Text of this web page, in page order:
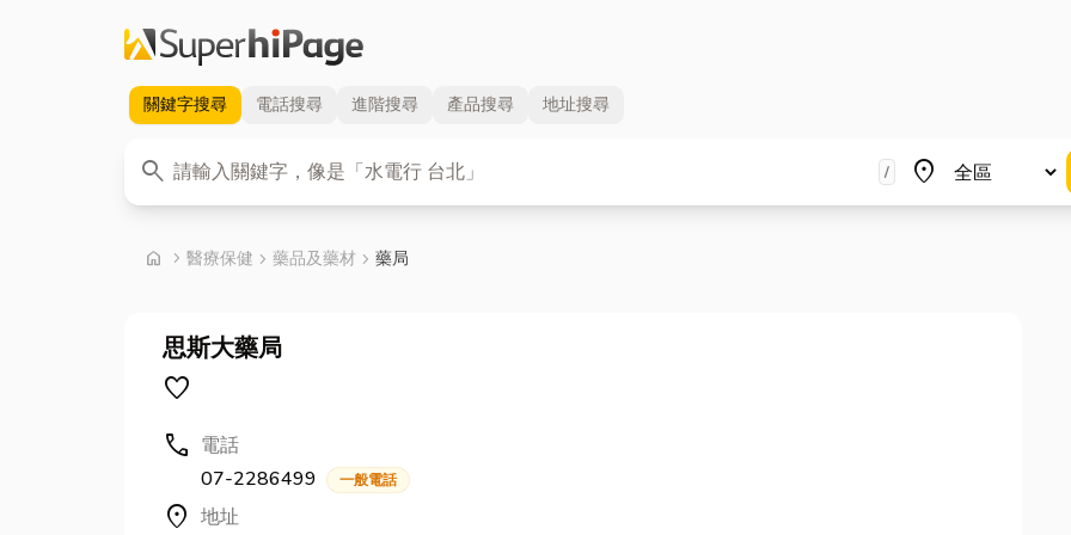
關鍵字搜尋 電話搜尋 進階搜尋 產品搜尋 地址搜尋
search
關鍵字 / place
地區
home chevron_right 首頁
醫療保健 chevron_right 藥品及藥材 chevron_right 藥局
思斯大藥局
favorite
call 電話
07-2286499
一般電話
location_on 地址